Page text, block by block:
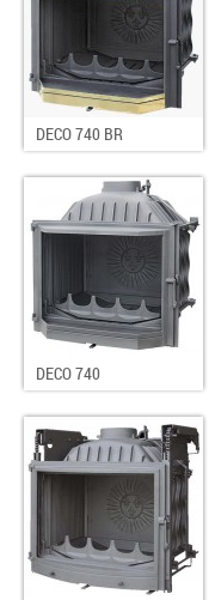
DECO 740 BR
DECO 740